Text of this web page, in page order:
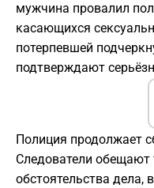
мужчина провалил
касающихся
потерпевшей
подтверждают
Полиция продолжает
Следователи обещают
обстоятельства